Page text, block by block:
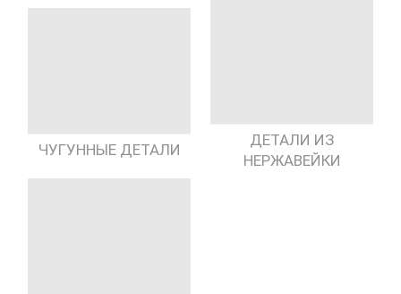
ЧУГУННЫЕ ДЕТАЛИ
ДЕТАЛИ ИЗ
НЕРЖАВЕЙКИ